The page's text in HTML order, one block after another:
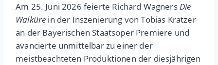
Am 25. Juni 2026 feierte Richard WagnersDie
Walküre in der Inszenierung von Tobias Kratzer
an der Bayerischen Staatsoper Premiere und
avancierte unmittelbar zu einer der
meistbeachteten Produktionen der diesjährigen